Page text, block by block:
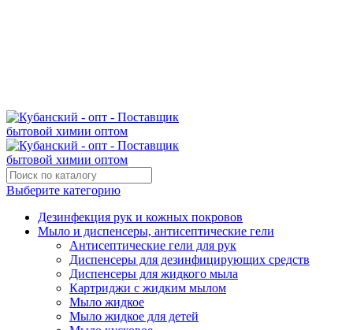
Выберите категорию
Дезинфекция рук и кожных покровов
Мыло и диспенсеры, антисептические гели
Антисептические гели для рук
Диспенсеры для дезинфицирующих средств
Диспенсеры для жидкого мыла
Картриджи с жидким мылом
Мыло жидкое
Мыло жидкое для детей